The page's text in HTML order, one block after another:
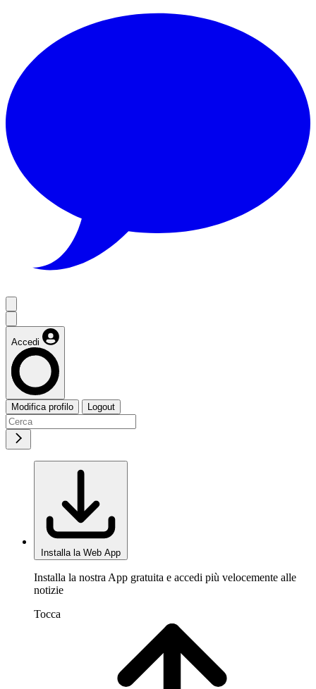
Accedi
Modifica profilo Logout
Installa la Web App
Installa la nostra App gratuita e accedi più velocemente alle
notizie
Tocca